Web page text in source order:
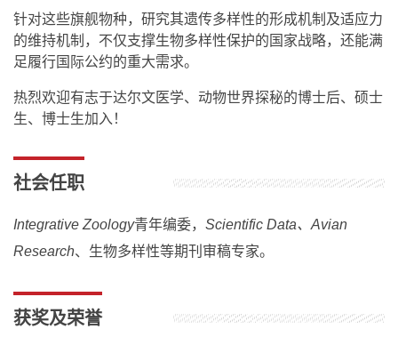
针对这些旗舰物种，研究其遗传多样性的形成机制及适应力
的维持机制，不仅支撑生物多样性保护的国家战略，还能满
足履行国际公约的重大需求。
热烈欢迎有志于达尔文医学、动物世界探秘的博士后、硕士
生、博士生加入！
社会任职
青年编委，
、生物多样性等期刊审稿专家。
获奖及荣誉